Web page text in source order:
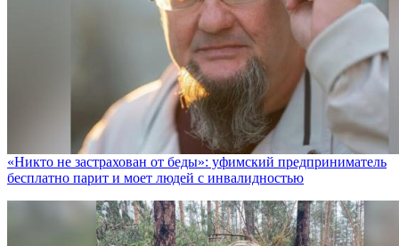
«Никто не заcтрахован от беды»: уфимский предприниматель
бесплатно парит и моет людей с инвалидностью